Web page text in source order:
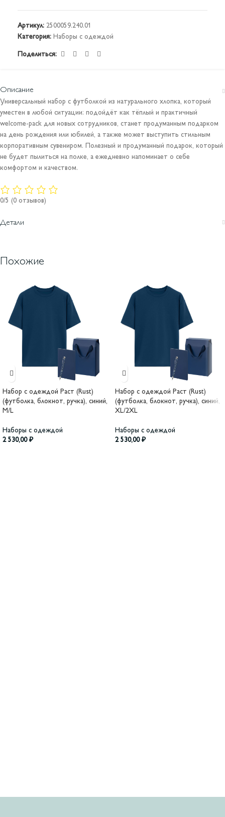
Артикул: 2500059.240.01
Категория: Наборы с одеждой
Поделиться:
Описание
Универсальный набор с футболкой из натурального хлопка, который
уместен в любой ситуации: подойдёт как тёплый и практичный
welcome-pack для новых сотрудников, станет продуманным подарком
на день рождения или юбилей, а также может выступить стильным
корпоративным сувениром. Полезный и продуманный подарок, который
не будет пылиться на полке, а ежедневно напоминает о себе
комфортом и качеством.
0/5 (0 отзывов)
Детали
Похожие
Набор с одеждой Раст (Rust)
(футболка, блокнот, ручка), синий,
M/L
Наборы с одеждой
2 530,00 ₽
Набор с одеждой Раст (Rust)
(футболка, блокнот, ручка), синий,
XL/2XL
Наборы с одеждой
2 530,00 ₽